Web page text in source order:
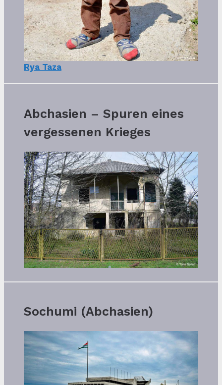
Rya Taza
Abchasien – Spuren eines
vergessenen Krieges
Sochumi (Abchasien)